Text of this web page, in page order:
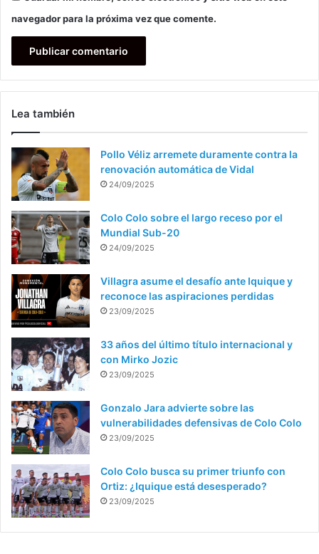
navegador para la próxima vez que comente.
Lea también
Pollo Véliz arremete duramente contra la
renovación automática de Vidal
24/09/2025
Colo Colo sobre el largo receso por el
Mundial Sub-20
24/09/2025
Villagra asume el desafío ante Iquique y
reconoce las aspiraciones perdidas
23/09/2025
33 años del último título internacional y
con Mirko Jozic
23/09/2025
Gonzalo Jara advierte sobre las
vulnerabilidades defensivas de Colo Colo
23/09/2025
Colo Colo busca su primer triunfo con
Ortiz: ¿Iquique está desesperado?
23/09/2025